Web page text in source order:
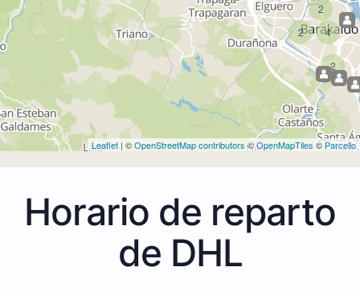
2
2
2 4
Leaflet | ©OpenStreetMap contributors©OpenMapTiles ©Parcello
Horario de reparto
de DHL